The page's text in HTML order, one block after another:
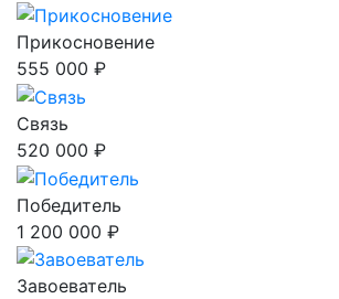
Прикосновение
555 000 ₽
Связь
520 000 ₽
Победитель
1 200 000 ₽
Завоеватель